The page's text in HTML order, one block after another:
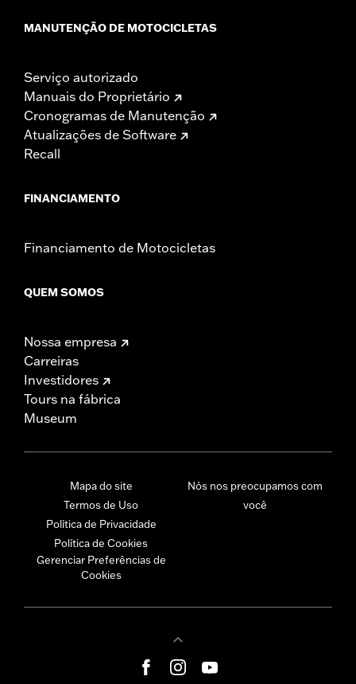
MANUTENÇÃO DE MOTOCICLETAS
Serviço autorizado
Manuais do Proprietário
Cronogramas de Manutenção
Atualizações de Software
Recall
FINANCIAMENTO
Financiamento de Motocicletas
QUEM SOMOS
Nossa empresa
Carreiras
Investidores
Tours na fábrica
Museum
Mapa do site
Termos de Uso
Política de Privacidade
Política de Cookies
Gerenciar Preferências de
Cookies
Nós nos preocupamos com
você